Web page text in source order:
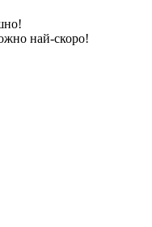
най-скоро!